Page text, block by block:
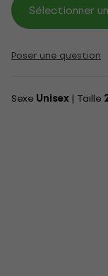
Sélectionner
Poser une question
Sexe Unisex | Taille